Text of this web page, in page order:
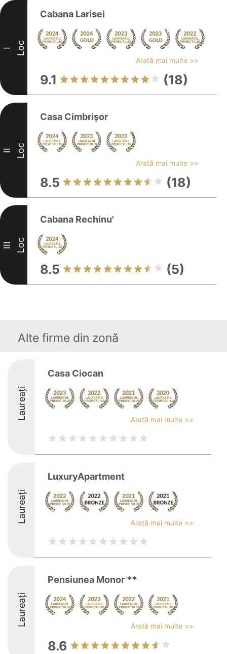
I Loc
Cabana Larisei
Arată mai multe >>
9.1 (18)
II Loc
Casa Cimbrișor
Arată mai multe >>
8.5 (18)
III Loc
Cabana Rechinu'
8.5 (5)
Alte firme din zonă
Laureați
Casa Ciocan
Arată mai multe >>
Laureați
LuxuryApartment
Arată mai multe >>
Laureați
Pensiunea Monor **
Arată mai multe >>
8.6